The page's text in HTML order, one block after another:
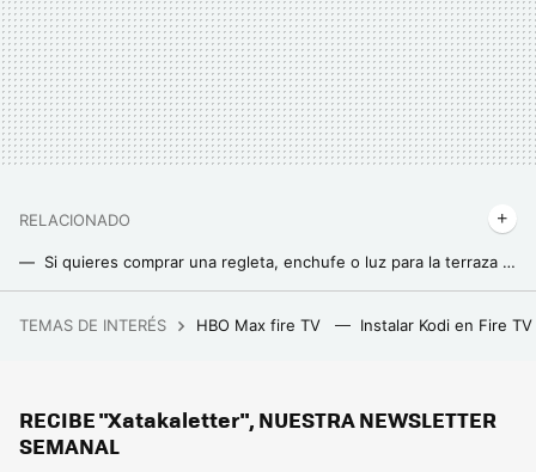
RELACIONADO
Si quieres comprar una regleta, enchufe o luz para la terraza o jardín, esto es lo que hay que mirar para estar seguros
TEMAS DE INTERÉS HBO Max fire TV Instalar Kodi en Fire TV
RECIBE "Xatakaletter", NUESTRA NEWSLETTER
SEMANAL